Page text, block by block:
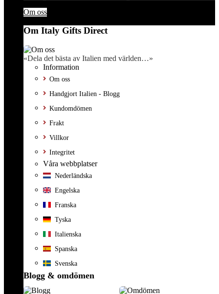
Om oss
Om Italy Gifts Direct
«Dela det bästa av Italien med världen…»
Information
Om oss
Handgjort Italien - Blogg
Kundomdömen
Frakt
Villkor
Integritet
Våra webbplatser
Nederländska
Engelska
Franska
Tyska
Italienska
Spanska
Svenska
Blogg & omdömen